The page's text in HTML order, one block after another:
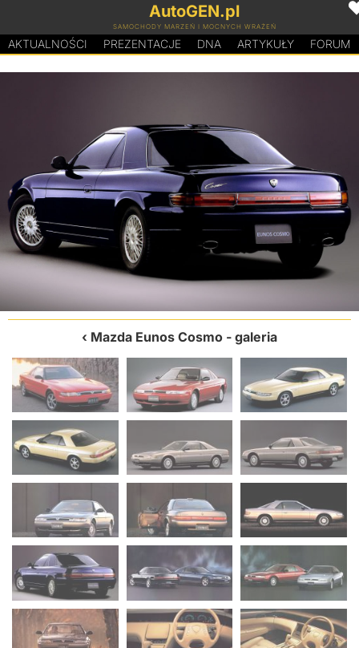
AutoGEN.pl
SAMOCHODY MARZEŃ I MOCNYCH WRAŻEŃ
AKTUALNOŚCI PREZENTACJE DNA ARTYKUŁY FORUM
Mazda Eunos Cosmo - galeria